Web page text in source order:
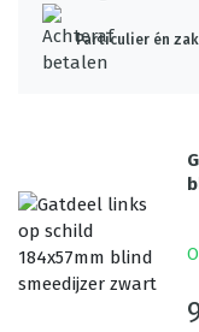
Particulier én